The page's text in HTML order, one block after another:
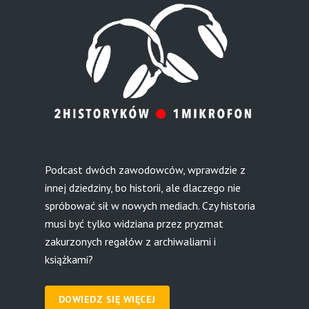
Podcast dwóch zawodowców, wprawdzie z
innej dziedziny, bo historii, ale dlaczego nie
spróbować sił w nowych mediach. Czy historia
musi być tylko widziana przez pryzmat
zakurzonych regałów z archiwaliami i
książkami?
DOWIEDZ SIĘ WIĘCEJ